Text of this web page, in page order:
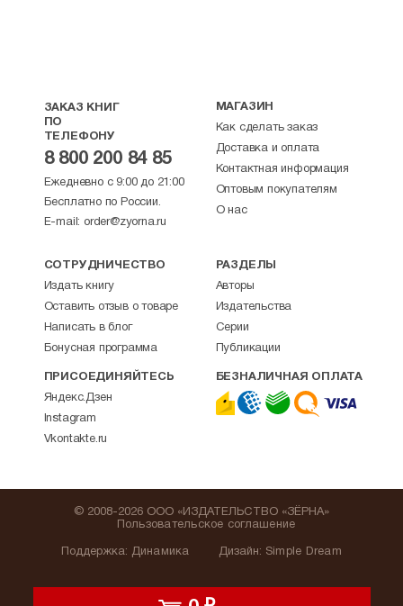
ЗАКАЗ КНИГ
ПО
ТЕЛЕФОНУ
8 800 200 84 85
Ежедневно с 9:00 до 21:00
Бесплатно по России.
E-mail: order@zyorna.ru
МАГАЗИН
Как сделать заказ
Доставка и оплата
Контактная информация
Оптовым покупателям
О нас
СОТРУДНИЧЕСТВО
Издать книгу
Оставить отзыв о товаре
Написать в блог
Бонусная программа
РАЗДЕЛЫ
Авторы
Издательства
Серии
Публикации
ПРИСОЕДИНЯЙТЕСЬ
Яндекс.Дзен
Instagram
Vkontakte.ru
БЕЗНАЛИЧНАЯ ОПЛАТА
Поддержка: Динамика
© 2008-2026 ООО «ИЗДАТЕЛЬСТВО «ЗЁРНА»
Пользовательское соглашение
Дизайн: Simple Dream